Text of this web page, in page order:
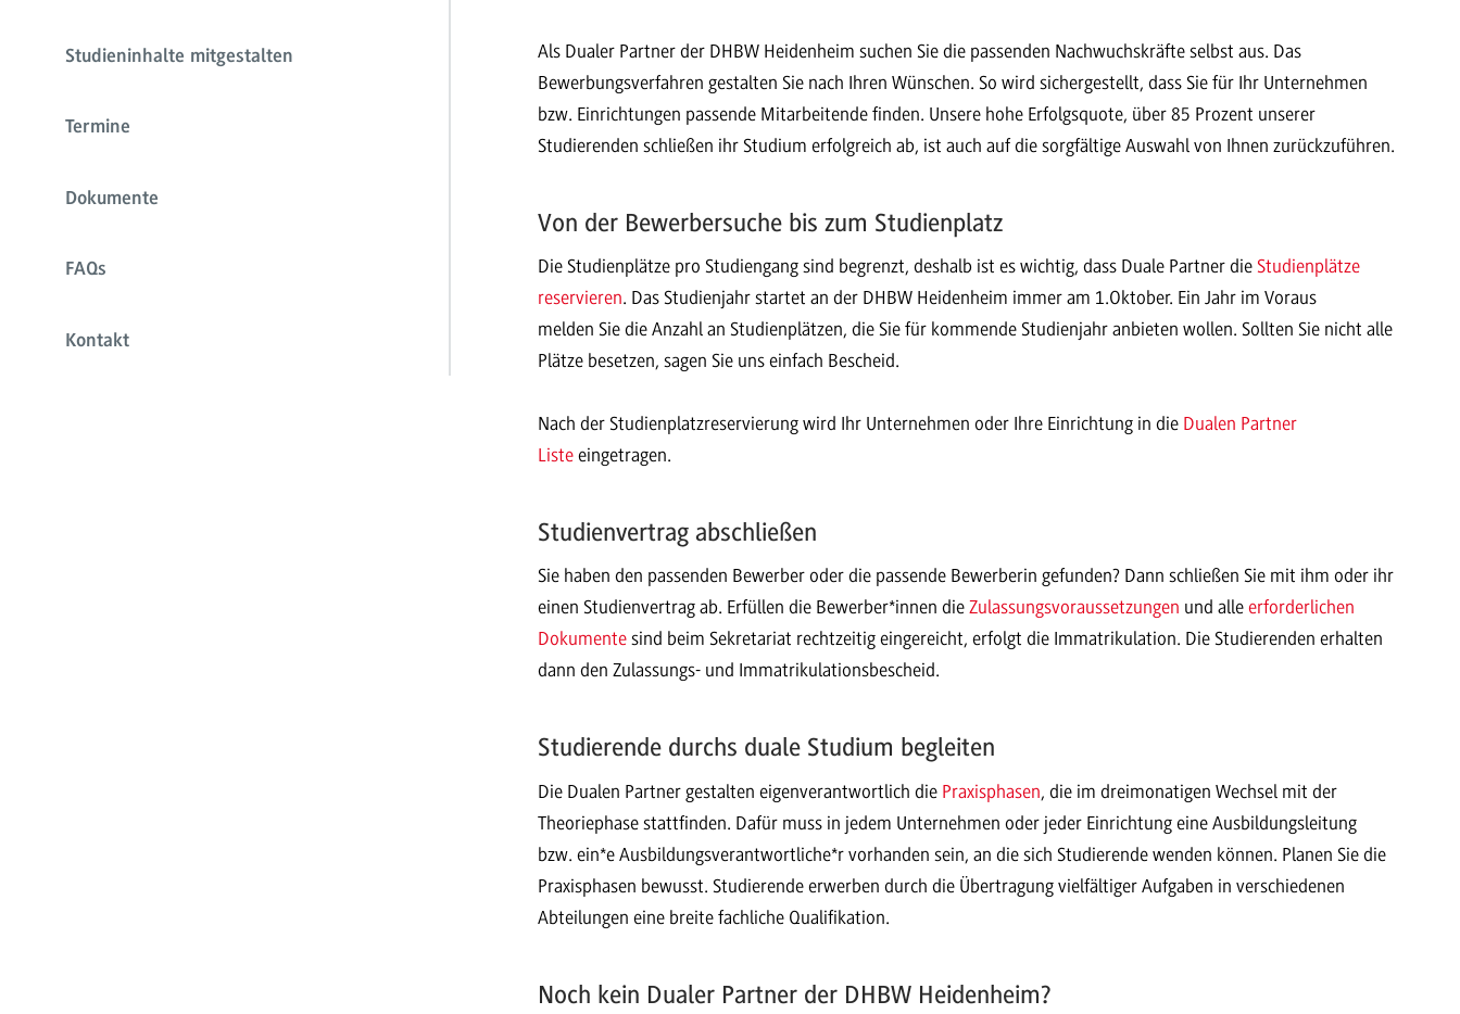
Studieninhalte mitgestalten
Termine
Dokumente
FAQs
Kontakt
Als Dualer Partner der DHBW Heidenheim suchen Sie die passenden Nachwuchskräfte selbst aus. Das
Bewerbungsverfahren gestalten Sie nach Ihren Wünschen. So wird sichergestellt, dass Sie für Ihr Unternehmen
bzw. Einrichtungen passende Mitarbeitende finden. Unsere hohe Erfolgsquote, über 85 Prozent unserer
Studierenden schließen ihr Studium erfolgreich ab, ist auch auf die sorgfältige Auswahl von Ihnen zurückzuführen.
Von der Bewerbersuche bis zum Studienplatz
Die Studienplätze pro Studiengang sind begrenzt, deshalb ist es wichtig, dass Duale Partner die Studienplätze
reservieren. Das Studienjahr startet an der DHBW Heidenheim immer am 1.Oktober. Ein Jahr im Voraus
melden Sie die Anzahl an Studienplätzen, die Sie für kommende Studienjahr anbieten wollen. Sollten Sie nicht alle
Plätze besetzen, sagen Sie uns einfach Bescheid.
Nach der Studienplatzreservierung wird Ihr Unternehmen oder Ihre Einrichtung in die Dualen Partner
Listeeingetragen.
Studienvertrag abschließen
Sie haben den passenden Bewerber oder die passende Bewerberin gefunden? Dann schließen Sie mit ihm oder ihr
einen Studienvertrag ab. Erfüllen die Bewerber*innen die Zulassungsvoraussetzungen und alle erforderlichen
Dokumentesind beim Sekretariat rechtzeitig eingereicht, erfolgt die Immatrikulation. Die Studierenden erhalten
dann den Zulassungs- und Immatrikulationsbescheid.
Studierende durchs duale Studium begleiten
Die Dualen Partner gestalten eigenverantwortlich die Praxisphasen, die im dreimonatigen Wechsel mit der
Theoriephase stattfinden. Dafür muss in jedem Unternehmen oder jeder Einrichtung eine Ausbildungsleitung
bzw. ein*e Ausbildungsverantwortliche*r vorhanden sein, an die sich Studierende wenden können. Planen Sie die
Praxisphasen bewusst. Studierende erwerben durch die Übertragung vielfältiger Aufgaben in verschiedenen
Abteilungen eine breite fachliche Qualifikation.
Noch kein Dualer Partner der DHBW Heidenheim?